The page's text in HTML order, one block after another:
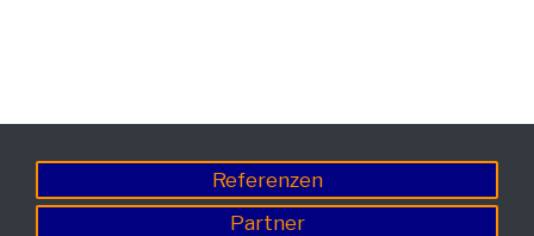
Referenzen
Partner